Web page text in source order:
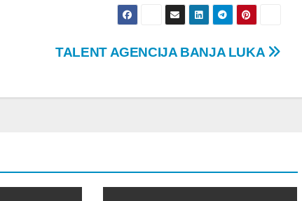
TALENT AGENCIJA BANJA LUKA